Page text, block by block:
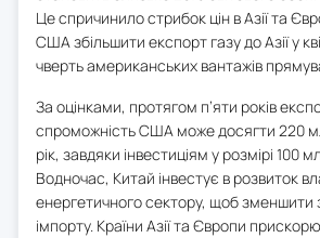
Це спричинило стрибок цін в Азії та
США збільшити експорт газу до Азії у
чверть американських вантажів
За оцінками, протягом п’яти років
спроможність США може досягти 220
рік, завдяки інвестиціям у розмірі 100
Водночас, Китай інвестує в розвиток
енергетичного сектору, щоб зменшити
імпорту. Країни Азії та Європи